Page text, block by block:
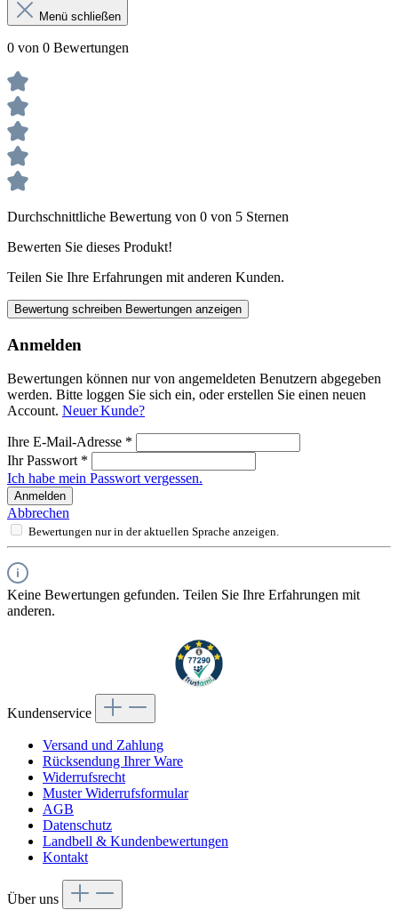
Menü schließen
0 von 0 Bewertungen
Durchschnittliche Bewertung von 0 von 5 Sternen
Bewerten Sie dieses Produkt!
Teilen Sie Ihre Erfahrungen mit anderen Kunden.
Bewertung schreiben Bewertungen anzeigen
Anmelden
Bewertungen können nur von angemeldeten Benutzern abgegeben
werden. Bitte loggen Sie sich ein, oder erstellen Sie einen neuen
Account. Neuer Kunde?
Ihre E-Mail-Adresse *
Ihr Passwort *
Ich habe mein Passwort vergessen.
Anmelden
Abbrechen
Bewertungen nur in der aktuellen Sprache anzeigen.
Keine Bewertungen gefunden. Teilen Sie Ihre Erfahrungen mit
anderen.
Kundenservice
Versand und Zahlung
Rücksendung Ihrer Ware
Widerrufsrecht
Muster Widerrufsformular
AGB
Datenschutz
Landbell & Kundenbewertungen
Kontakt
Über uns